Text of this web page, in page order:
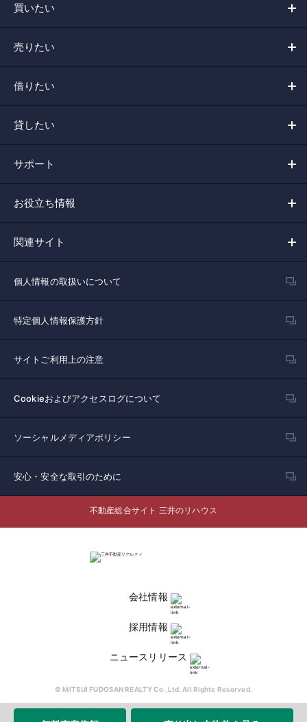
買いたい
売りたい
借りたい
貸したい
サポート
お役立ち情報
関連サイト
個人情報の取扱いについて
特定個人情報保護方針
サイトご利用上の注意
Cookieおよびアクセスログについて
ソーシャルメディアポリシー
安心・安全な取引のために
不動産総合サイト 三井のリハウス
会社情報
採用情報
ニュースリリース
© MITSUI FUDOSAN REALTY Co.,Ltd. All Rights Reserved.